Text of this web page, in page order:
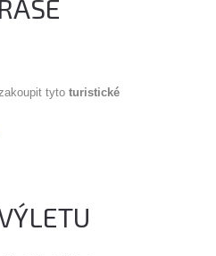
tytoturistické